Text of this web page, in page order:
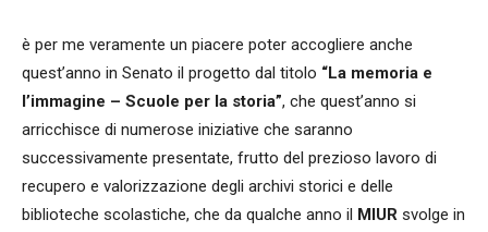
è per me veramente un piacere poter accogliere anche
quest’anno in Senato il progetto dal titolo “La memoria e
l’immagine – Scuole per la storia”, che quest’anno si
arricchisce di numerose iniziative che saranno
successivamente presentate, frutto del prezioso lavoro di
recupero e valorizzazione degli archivi storici e delle
biblioteche scolastiche, che da qualche anno il
MIUR svolge in